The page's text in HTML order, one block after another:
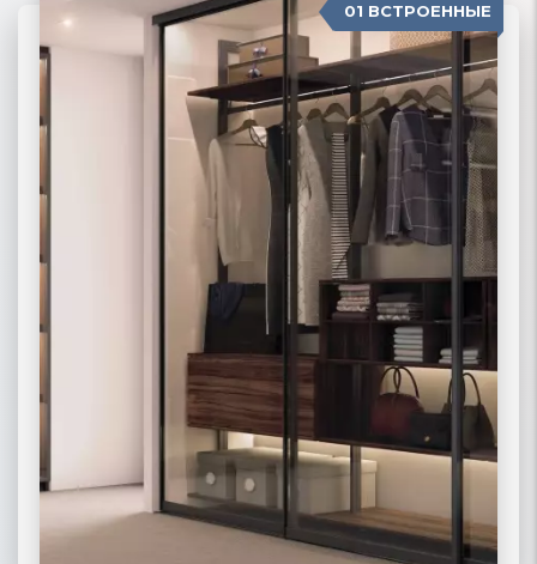
04 П-ОБРАЗНЫЕ 01 ВСТРОЕННЫЕ
02 РАДИУСНЫЕ
03 МОДЕРН
ПОДРОБНЕЕ